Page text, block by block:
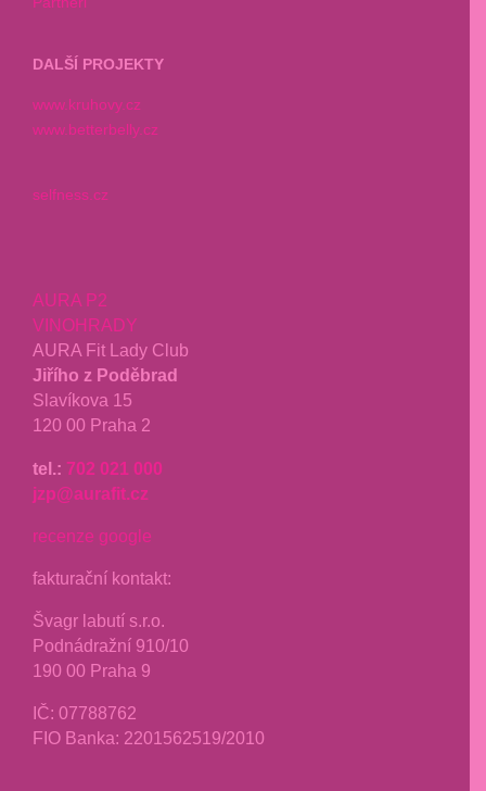
DALŠÍ PROJEKTY
www.kruhovy.cz
www.betterbelly.cz
selfness.cz
AURA P2
VINOHRADY
AURA Fit Lady Club
Jiřího z Poděbrad
Slavíkova 15
120 00 Praha 2
tel.: 702 021 000
jzp@aurafit.cz
recenze google
fakturační kontakt:
Švagr labutí s.r.o.
Podnádražní 910/10
190 00 Praha 9
IČ: 07788762
FIO Banka: 2201562519/2010